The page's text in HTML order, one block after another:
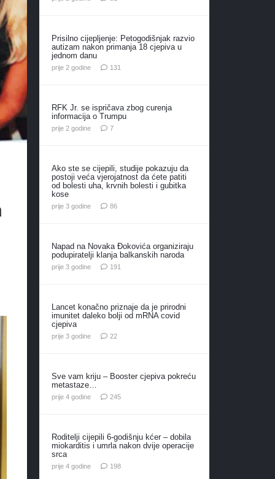
Prisilno cijepljenje: Petogodišnjak razvio
autizam nakon primanja 18 cjepiva u
jednom danu
prije 2 godine 131
RFK Jr. se ispričava zbog curenja
informacija o Trumpu
prije 2 godine 7komentara
Ako ste se cijepili, studije pokazuju da
postoji veća vjerojatnost da ćete patiti
od bolesti uha, krvnih bolesti i gubitka
kose
prije 3 godine 86komentara
Napad na Novaka Đokovića organiziraju
podupiratelji klanja balkanskih naroda
prije 3 godine 191
Lancet konačno priznaje da je prirodni
imunitet daleko bolji od mRNA covid
cjepiva
prije 3 godine 22komentara
Sve vam kriju – Booster cjepiva pokreću
metastaze…
prije 4 godine 245komentara
Roditelji cijepili 6-godišnju kćer – dobila
miokarditis i umrla nakon dvije operacije
srca
prije 4 godine 198komentara